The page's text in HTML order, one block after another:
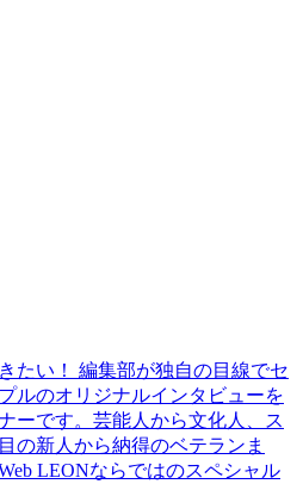
たい！ 編集部が独自の目線でセ
ルのオリジナルインタビューを
ーです。芸能人から文化人、ス
の新人から納得のベテランま
LEONならではのスペシャル